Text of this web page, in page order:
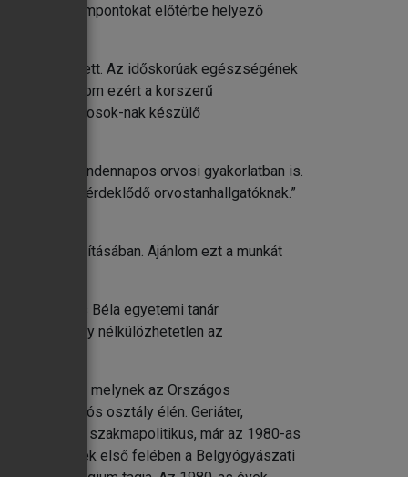
klinikai szempontokat előtérbe helyező
születetett. Az időskorúak egészségének
Ajánlom ezért a korszerű
szakorvosok-nak készülő
nyújt a mindennapos orvosi gyakorlatban is.
iránt érdeklődő orvostanhallgatóknak.”
biztosításában. Ajánlom ezt a munkát
Székács Béla egyetemi tanár
könyv, amely nélkülözhetetlen az
dolgozik, melynek az Országos
rehabilitációs osztály élén. Geriáter,
Aktív szakmapolitikus, már az 1980-as
1990-es évek első felében a Belgyógyászati